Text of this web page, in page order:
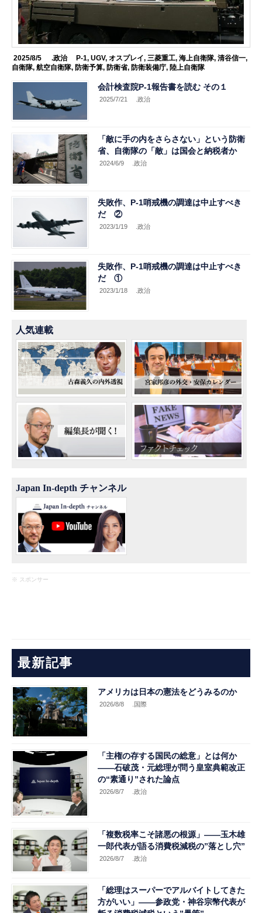
2025/8/5 .政治 P-1, UGV, オスプレイ, 三菱重工, 海上自衛隊, 清谷信一,
自衛隊,航空自衛隊, 防衛予算, 防衛省, 防衛装備庁, 陸上自衛隊
会計検査院P-1報告書を読む その１
2025/7/21 .政治
「敵に手の内をさらさない」という防衛
省、自衛隊の「敵」は国会と納税者か
2024/6/9 .政治
失敗作、P-1哨戒機の調達は中止すべき
だ ②
2023/1/19 .政治
失敗作、P-1哨戒機の調達は中止すべき
だ ①
2023/1/18 .政治
人気連載
Japan In-depth チャンネル
※ スポンサー
最新記事
アメリカは日本の憲法をどうみるのか
2026/8/8 .国際
「主権の存する国民の総意」とは何か
――石破茂・元総理が問う皇室典範改正
の“素通り”された論点
2026/8/7 .政治
「複数税率こそ諸悪の根源」――玉木雄
一郎代表が語る消費税減税の”落とし穴”
2026/8/7 .政治
「総理はスーパーでアルバイトしてきた
方がいい」――参政党・神谷宗幣代表が